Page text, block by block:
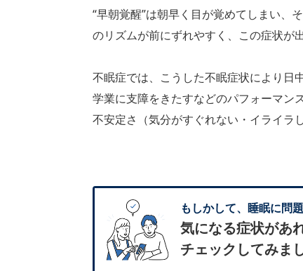
“早朝覚醒”は朝早く目が覚めてしまい、
のリズムが前にずれやすく、この症状が
不眠症では、こうした不眠症状により日
学業に支障をきたすなどのパフォーマン
不安定さ（気分がすぐれない・イライラ
もしかして、睡眠に問
気になる症状があ
チェックしてみま